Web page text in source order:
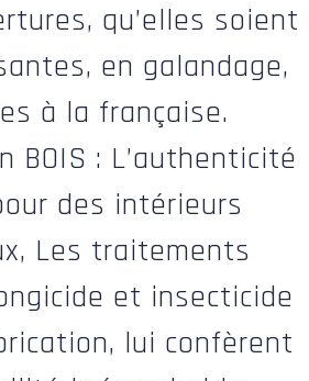
qu’elles soient
en galandage,
à la française.
BOIS : L’authenticité
des intérieurs
Les traitements
et insecticide
lui confèrent